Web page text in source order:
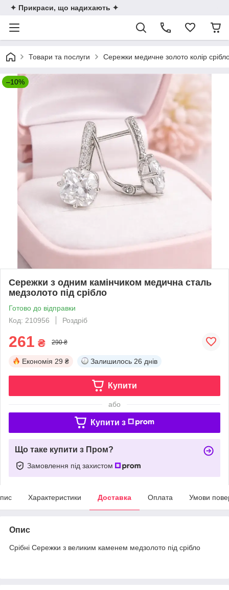
✦ Прикраси, що надихають ✦
Товари та послуги Сережки медичне золото колір
–10%
Сережки з одним камінчиком медична сталь
медзолото під срібло
Готово до відправки
Код: 210956
Роздріб
261 ₴ 290 ₴
Економія 29 ₴ Залишилось 26 днів
Купити
або
Купити з
Що таке купити з Пром?
Замовлення під захистом
Характеристики Доставка Оплата Умови
Опис
Срібні Сережки з великим каменем медзолото під срібло